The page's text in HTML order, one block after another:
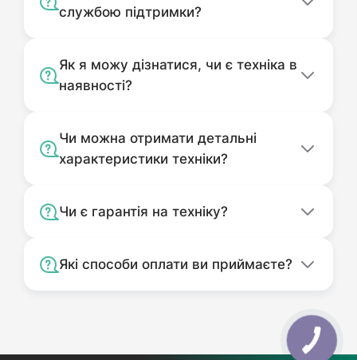
службою підтримки?
Як я можу дізнатися, чи є техніка в
наявності?
Чи можна отримати детальні
характеристики техніки?
Чи є гарантія на техніку?
Які способи оплати ви приймаєте?